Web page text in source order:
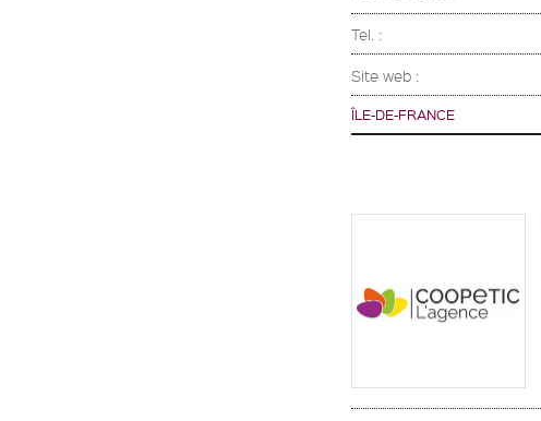
Tel. :
Site web :
ÎLE-DE-FRANCE